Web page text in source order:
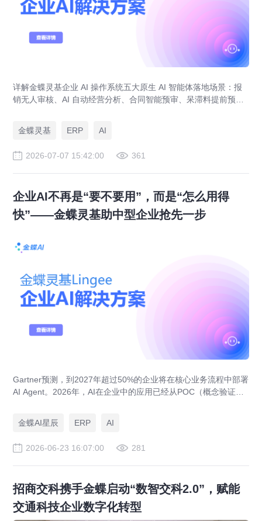
详解金蝶灵基企业 AI 操作系统五大原生 AI 智能体落地场景：报
销无人审核、AI 自动经营分析、合同智能预审、呆滞料提前预
金蝶灵基
ERP AI
2026-07-07 15:42:00 361
企业AI不再是“要不要用”，而是“怎么用得
快”——金蝶灵基助中型企业抢先一步
Gartner预测，到2027年超过50%的企业将在核心业务流程中部署
AI Agent。2026年，AI在企业中的应用已经从POC（概念验证）
上增加AI原生能力——让AI理解企业数据、业务规则和工作语
金蝶AI星辰 ERP AI
2026-06-23 16:07:00 281
招商交科携手金蝶启动“数智交科2.0”，赋能
交通科技企业数字化转型